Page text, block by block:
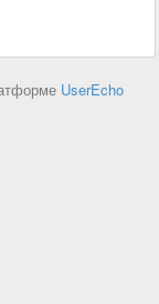
UserEcho